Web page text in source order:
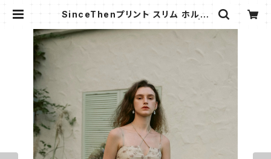
SinceThenプリント スリム ホルダ
MMI FASHION